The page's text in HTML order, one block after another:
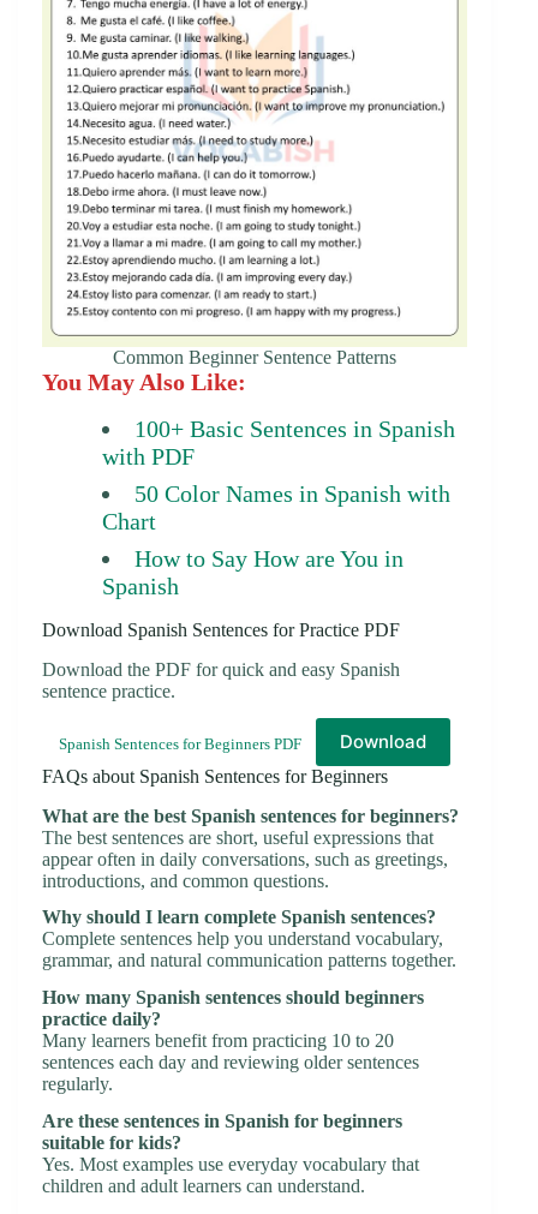
Common Beginner Sentence Patterns
You May Also Like:
100+ Basic Sentences in Spanish
with PDF
50 Color Names in Spanish with
Chart
How to Say How are You in
Spanish
Download Spanish Sentences for Practice PDF
Download the PDF for quick and easy Spanish
sentence practice.
Spanish Sentences for Beginners PDF Download
FAQs about Spanish Sentences for Beginners
What are the best Spanish sentences for beginners?
The best sentences are short, useful expressions that
appear often in daily conversations, such as greetings,
introductions, and common questions.
Why should I learn complete Spanish sentences?
Complete sentences help you understand vocabulary,
grammar, and natural communication patterns together.
How many Spanish sentences should beginners
practice daily?
Many learners benefit from practicing 10 to 20
sentences each day and reviewing older sentences
regularly.
Are these sentences in Spanish for beginners
suitable for kids?
Yes. Most examples use everyday vocabulary that
children and adult learners can understand.